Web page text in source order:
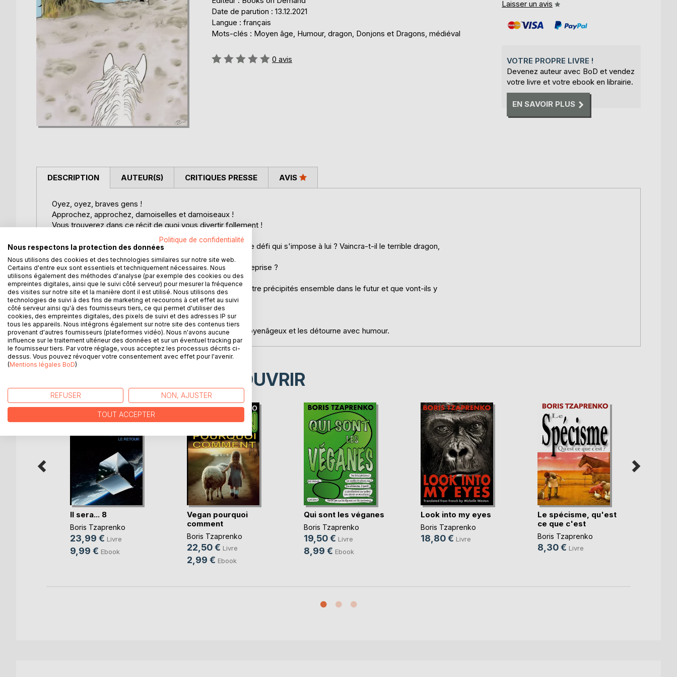
Date de parution : 13.12.2021
Langue : français
Mots-clés : Moyen âge, Humour, dragon, Donjons et Dragons, médiéval
Évaluation:
0 avis
Laisser un avis
VOTRE PROPRE LIVRE !
Devenez auteur avec BoD et vendez
votre livre et votre ebook en librairie.
EN SAVOIR PLUS
DESCRIPTION
Oyez, oyez, braves gens !
Approchez, approchez, damoiselles et damoiseaux !
Vous trouverez dans ce récit de quoi vous divertir follement !
Arthur, le preux chevalier, réussira-t-il à relever l'incroyable défi qui s'impose à lui ? Vaincra-t-il le terrible dragon,
obstacle principal à sa quête ?
Quel sera le rôle de Bel Éclair, son cheval, dans cette entreprise ?
Par quel surprenant sortilège, Bel Éclair et Houla vont-ils être précipités ensemble dans le futur et que vont-ils y
vivre ?
Ce récit reprend les ingrédients principaux des contes moyenâgeux et les détourne avec humour.
AUTEUR(S) CRITIQUES PRESSE AVIS
D’AUTRES TITRES À DÉCOUVRIR
Il sera... 8
Boris Tzaprenko
23,99 € Livre
9,99 € Ebook
Vegan pourquoi
comment
Boris Tzaprenko
22,50 € Livre
2,99 € Ebook
Qui sont les véganes
Boris Tzaprenko
19,50 € Livre
8,99 € Ebook
Look into my eyes
Boris Tzaprenko
18,80 € Livre
Le spécisme, qu'est
ce que c'est
Boris Tzaprenko
8,30 € Livre
Politique de confidentialité
Nous respectons la protection des données
Nous utilisons des cookies et des technologies similaires sur notre site web.
Certains d'entre eux sont essentiels et techniquement nécessaires. Nous
utilisons également des méthodes d'analyse (par exemple des cookies ou des
empreintes digitales, ainsi que le suivi côté serveur) pour mesurer la fréquence
des visites sur notre site et la manière dont il est utilisé. Nous utilisons des
technologies de suivi à des fins de marketing et recourons à cet effet au suivi
côté serveur ainsi qu'à des fournisseurs tiers, ce qui permet d'utiliser des
cookies, des empreintes digitales, des pixels de suivi et des adresses IP sur
tous les appareils. Nous intégrons également sur notre site des contenus tiers
provenant d'autres fournisseurs (plateformes vidéo). Nous n'avons aucune
influence sur le traitement ultérieur des données et sur un éventuel tracking par
le fournisseur tiers. Par votre réglage, vous acceptez les processus décrits ci-
dessus. Vous pouvez révoquer votre consentement avec effet pour l'avenir.
(Mentions légales BoD)
REFUSER NON, AJUSTER
TOUT ACCEPTER